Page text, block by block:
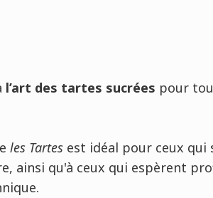
l’art des tartes sucrées pour
les Tartesest idéal pour ceux
ainsi qu'à ceux qui espèrent